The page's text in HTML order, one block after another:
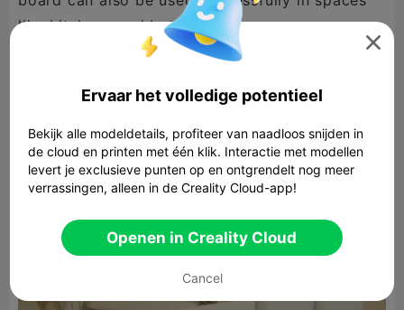
like kitchens and bathrooms.

Ervaar het volledige potentieel
Bekijk alle modeldetails, profiteer van naadloos snijden in
de cloud en printen met één klik. Interactie met modellen
levert je exclusieve punten op en ontgrendelt nog meer
verrassingen, alleen in de Creality Cloud-app!
Openen in Creality Cloud
Cancel